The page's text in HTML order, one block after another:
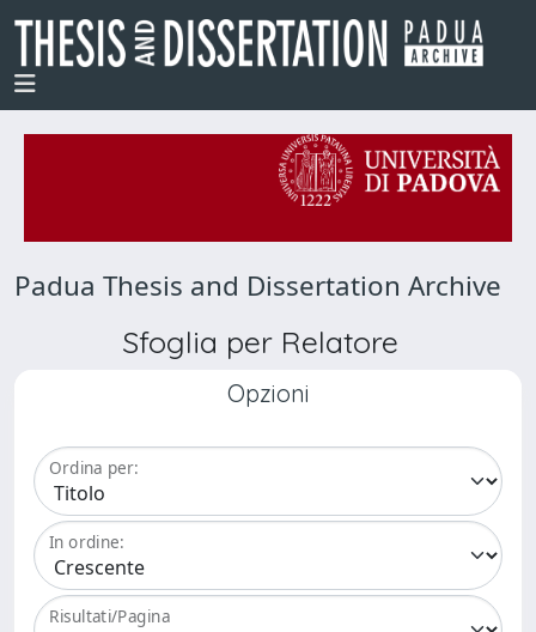
Padua Thesis and Dissertation Archive
Sfoglia per Relatore
Opzioni
Ordina per:
In ordine:
Risultati/Pagina